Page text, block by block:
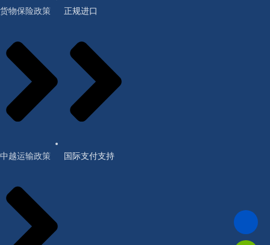
货物保险政策
中越运输政策
正规进口
国际支付支持